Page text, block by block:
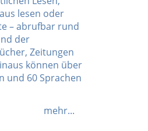
lesen oder
– abrufbar rund
der
Zeitungen
können über
und 60 Sprachen
mehr...